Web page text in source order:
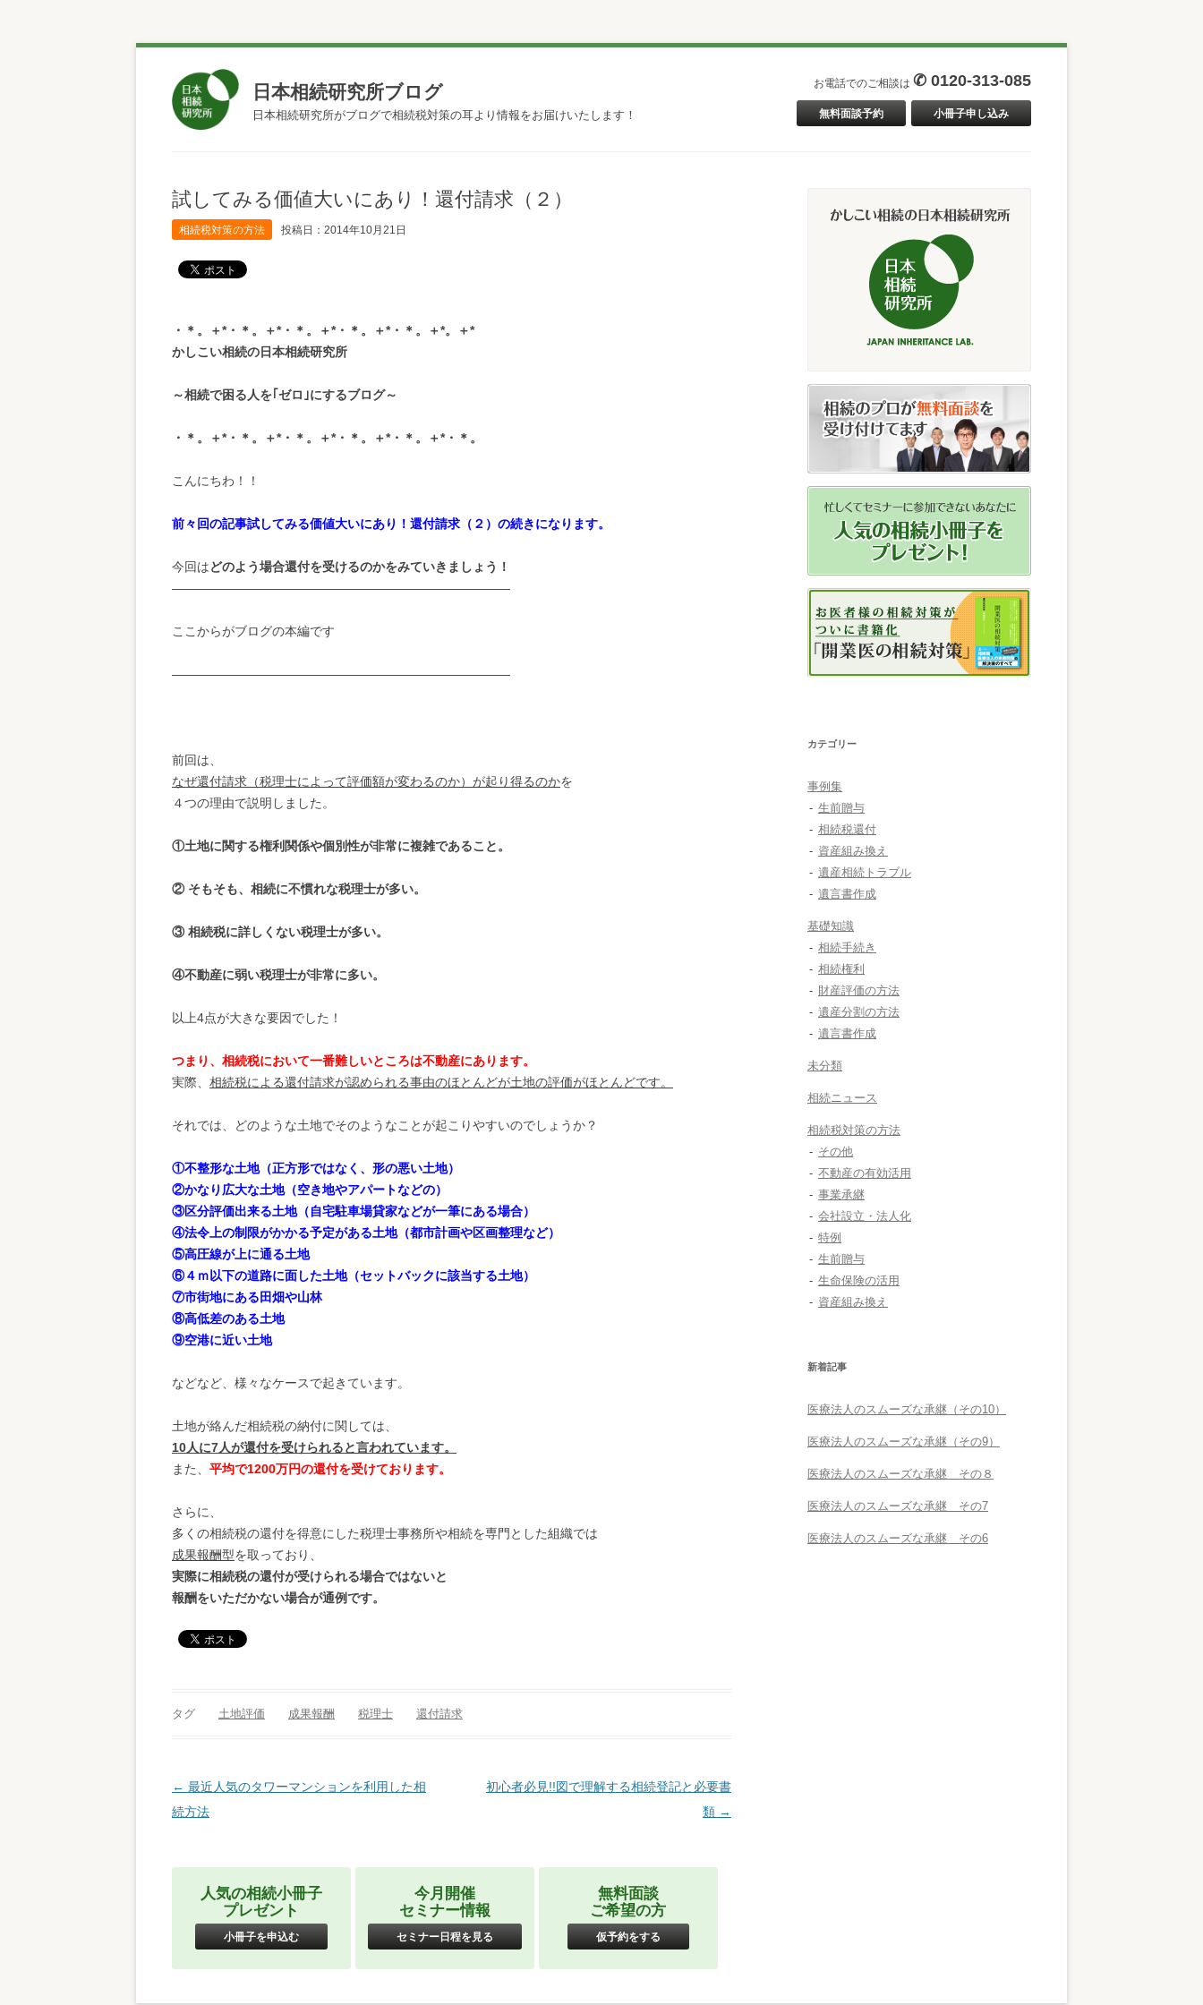
日本相続研究所ブログ
日本相続研究所がブログで相続税対策の耳より情報をお届けいたします！
お電話でのご相談は ✆ 0120-313-085
小冊子申し込み
無料面談予約
試してみる価値大いにあり！還付請求（２）
相続税対策の方法 投稿日：2014年10月21日
・＊。＋*・＊。＋*・＊。＋*・＊。＋*・＊。＋*。＋*
かしこい相続の日本相続研究所
～相続で困る人を｢ゼロ｣にするブログ～
・＊。＋*・＊。＋*・＊。＋*・＊。＋*・＊。＋*・＊。
こんにちわ！！
前々回の記事試してみる価値大いにあり！還付請求（２）の続きになります。
今回はどのよう場合還付を受けるのかをみていきましょう！
———————————————————————————
ここからがブログの本編です
———————————————————————————
前回は、
なぜ還付請求（税理士によって評価額が変わるのか）が起り得るのかを
４つの理由で説明しました。
①土地に関する権利関係や個別性が非常に複雑であること。
② そもそも、相続に不慣れな税理士が多い。
③ 相続税に詳しくない税理士が多い。
④不動産に弱い税理士が非常に多い。
以上4点が大きな要因でした！
つまり、相続税において一番難しいところは不動産にあります。
実際、 相続税による還付請求が認められる事由のほとんどが土地の評価がほとんどです。
それでは、どのような土地でそのようなことが起こりやすいのでしょうか？
①不整形な土地（正方形ではなく、形の悪い土地）
②かなり広大な土地（空き地やアパートなどの）
③区分評価出来る土地（自宅駐車場貸家などが一筆にある場合）
④法令上の制限がかかる予定がある土地（都市計画や区画整理など）
⑤高圧線が上に通る土地
⑥４ｍ以下の道路に面した土地（セットバックに該当する土地）
⑦市街地にある田畑や山林
⑧高低差のある土地
⑨空港に近い土地
などなど、様々なケースで起きています。
土地が絡んだ相続税の納付に関しては、
10人に7人が還付を受けられると言われています。
また、 平均で1200万円の還付を受けております。
さらに、
多くの相続税の還付を得意にした税理士事務所や相続を専門とした組織では
成果報酬型を取っており、
実際に相続税の還付が受けられる場合ではないと
報酬をいただかない場合が通例です。
タグ 土地評価 成果報酬 税理士 還付請求
投稿ナビゲーション
← 最近人気のタワーマンションを利用した相
続方法
初心者必見!!図で理解する相続登記と必要書
類 →
人気の相続小冊子
プレゼント
小冊子を申込む
今月開催
セミナー情報
セミナー日程を見る
無料面談
ご希望の方
仮予約をする
カテゴリー
事例集
生前贈与
相続税還付
資産組み換え
遺産相続トラブル
遺言書作成
基礎知識
相続手続き
相続権利
財産評価の方法
遺産分割の方法
遺言書作成
未分類
相続ニュース
相続税対策の方法
その他
不動産の有効活用
事業承継
会社設立・法人化
特例
生前贈与
生命保険の活用
資産組み換え
新着記事
医療法人のスムーズな承継（その10）
医療法人のスムーズな承継（その9）
医療法人のスムーズな承継 その８
医療法人のスムーズな承継 その7
医療法人のスムーズな承継 その6